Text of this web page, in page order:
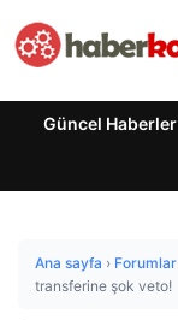
Güncel Haberler
Ana sayfa › Forumlar
transferine şok veto!